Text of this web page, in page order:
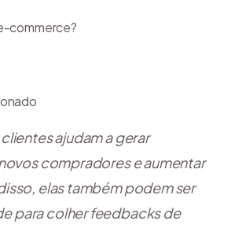
ajudam a gerar
compradores e aumentar
elas também podem ser
para colher feedbacks de
commerce?